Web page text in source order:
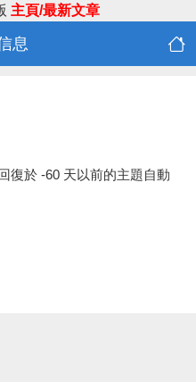
主頁/最新文章
息
復於 -60 天以前的主題自動